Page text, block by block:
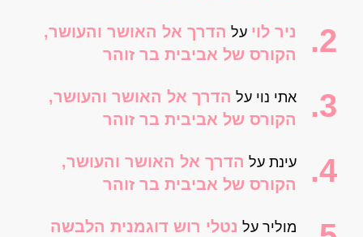
ניר לוי על הדרך אל האושר והעושר,
הקורס של אביבית בר זוהר
אתי נוי על הדרך אל האושר והעושר,
הקורס של אביבית בר זוהר
עינת על הדרך אל האושר והעושר,
הקורס של אביבית בר זוהר
מוליר על נטלי רוש דוגמנית הלבשה